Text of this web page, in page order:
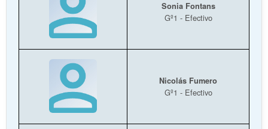
Sonia Fontans
Gº1 - Efectivo
Nicolás Fumero
Gº1 - Efectivo